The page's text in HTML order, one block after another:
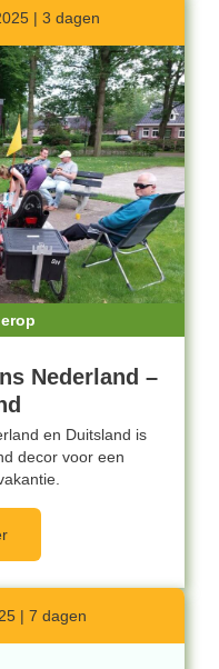
| 3 dagen
Nederland –
en Duitsland is
decor voor een
| 7 dagen